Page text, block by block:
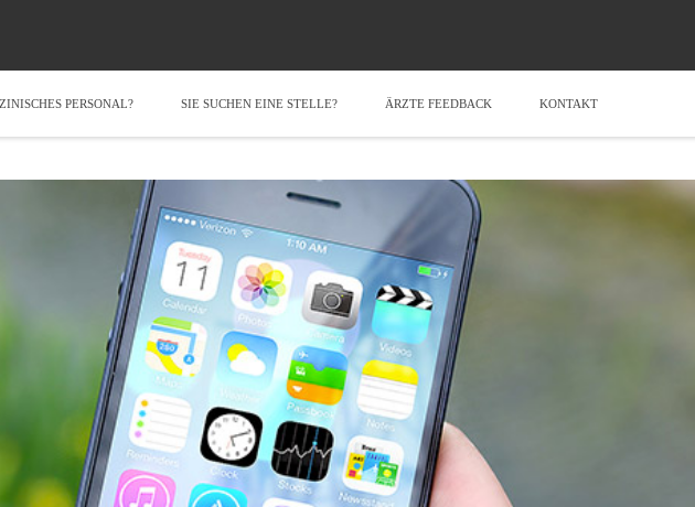
PERSONAL? SIE SUCHEN EINE STELLE? ÄRZTE FEEDBACK KONTAKT